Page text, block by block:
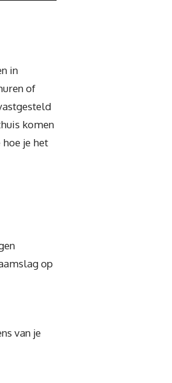
in
of
komen
je het
op
van je